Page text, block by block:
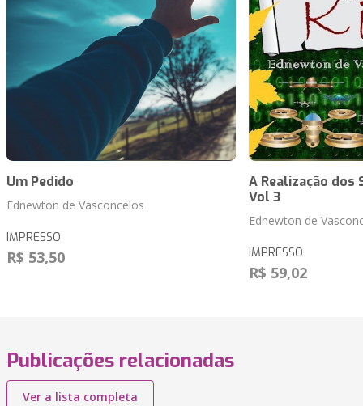
Um Pedido
Ednewton de Vasconcelos
IMPRESSO
R$ 53,50
A Realização dos
Vol 3
Ednewton de
IMPRESSO
R$ 59,02
Publicações relacionadas
Ver a lista completa